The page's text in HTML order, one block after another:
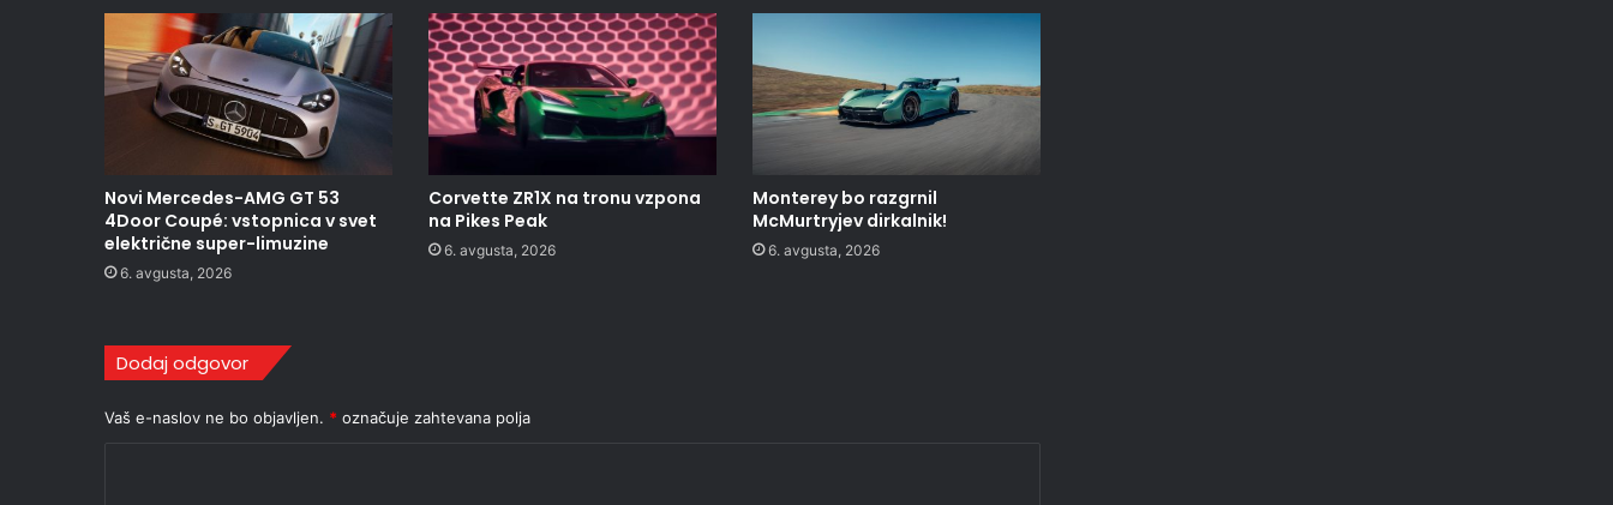
Novi Mercedes-AMG GT 53
4Door Coupé: vstopnica v svet
električne super-limuzine
6. avgusta, 2026
Corvette ZR1X na tronu vzpona
na Pikes Peak
6. avgusta, 2026
Monterey bo razgrnil
McMurtryjev dirkalnik!
6. avgusta, 2026
Dodaj odgovor
Vaš e-naslov ne bo objavljen. * označuje zahtevana polja